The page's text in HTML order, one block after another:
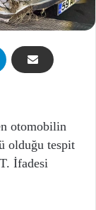
otomobilin
olduğu tespit
İfadesi